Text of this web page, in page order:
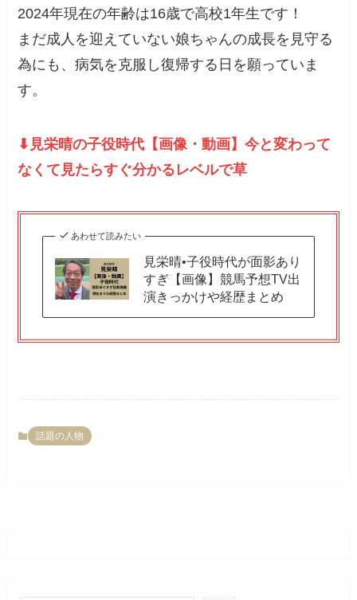
2024年現在の年齢は16歳で高校1年生です！
まだ成人を迎えていない娘ちゃんの成長を見守る
為にも、病気を克服し復帰する日を願っていま
す。
⬇︎見栄晴の子役時代【画像・動画】今と変わって
なくて見たらすぐ分かるレベルで草
あわせて読みたい
見栄晴•子役時代が面影あり
すぎ【画像】競馬予想TV出
演きっかけや経歴まとめ
話題の人物